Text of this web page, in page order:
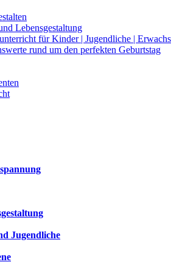
Lebensgestaltung
für Kinder | Jugendliche |
rund um den perfekten Geburtstag
Jugendliche